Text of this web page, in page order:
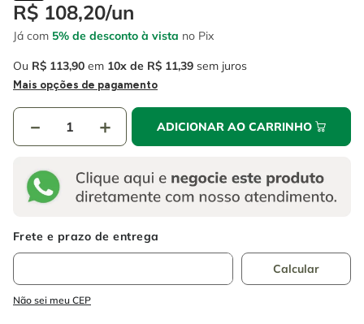
R$ 108,20/un
Já com 5% de desconto à vista no Pix
Ou R$ 113,90 em 10 R$ 11,39 sem juros
Mais opções de pagamento
＋
－ ADICIONAR AO CARRINHO
Não sei meu CEP
6 serra copo
7º luva
8º fio
alicate
º escada
º serra circular
º serra copo
fio
alicate